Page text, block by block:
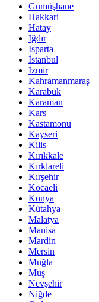
Gümüşhane
Hakkari
Hatay
Iğdır
Isparta
İstanbul
İzmir
Kahramanmaraş
Karabük
Karaman
Kars
Kastamonu
Kayseri
Kilis
Kırıkkale
Kırklareli
Kırşehir
Kocaeli
Konya
Kütahya
Malatya
Manisa
Mardin
Mersin
Muğla
Muş
Nevşehir
Niğde